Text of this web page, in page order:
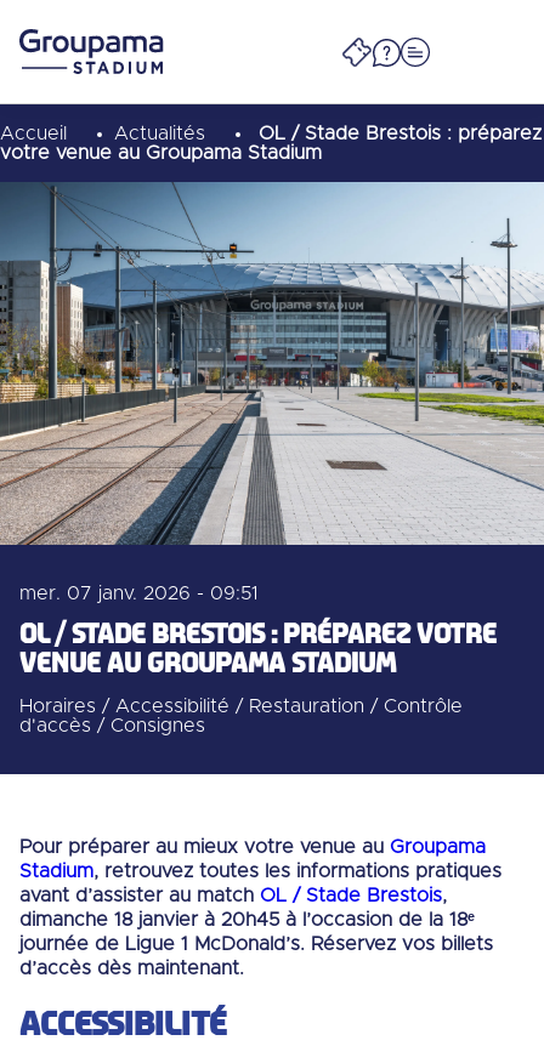
Accueil Actualités
OL / Stade Brestois : préparez
votre venue au Groupama Stadium
mer. 07 janv. 2026 - 09:51
OL / STADE BRESTOIS : PRÉPAREZ VOTRE
VENUE AU GROUPAMA STADIUM
Horaires / Accessibilité / Restauration / Contrôle
d'accès / Consignes
Pour préparer au mieux votre venue au Groupama
Stadium, retrouvez toutes les informations pratiques
avant d’assister au match OL / Stade Brestois,
dimanche 18 janvier à 20h45 à l’occasion de la 18ᵉ
journée de Ligue 1 McDonald’s. Réservez vos billets
d’accès dès maintenant.
ACCESSIBILITÉ